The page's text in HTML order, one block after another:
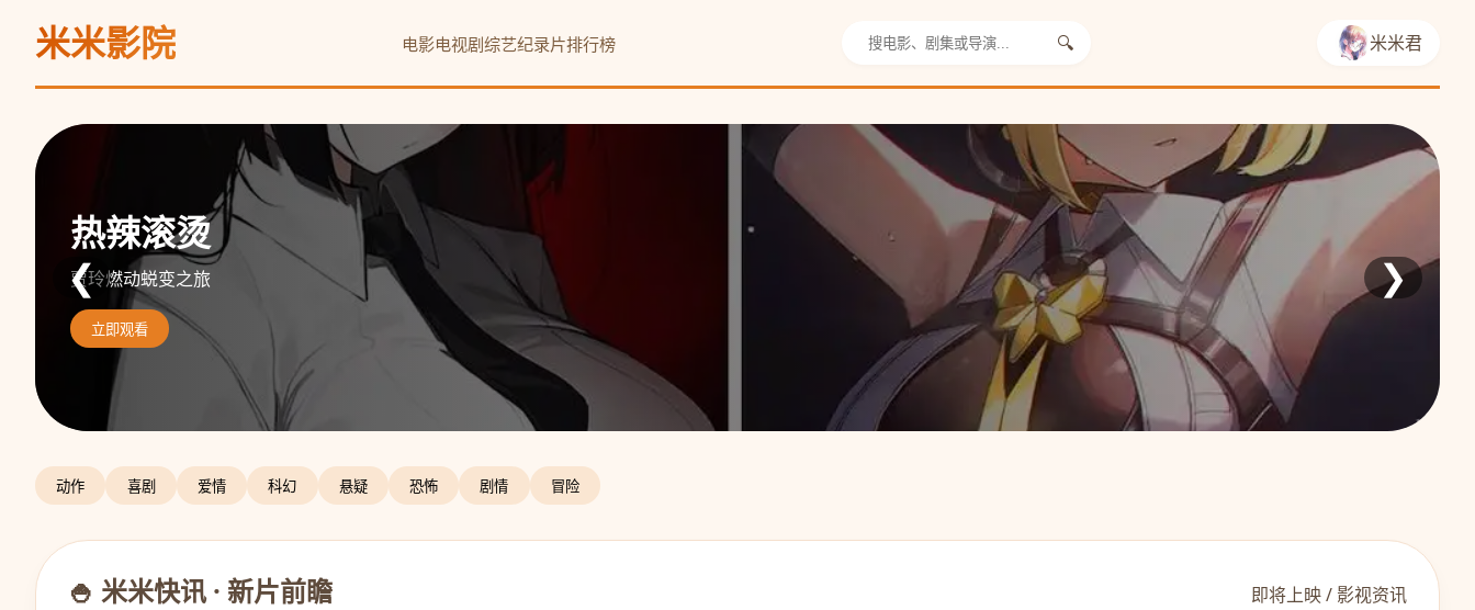
米米影院 电影电视剧综艺纪录片排行榜 🔍 米米君
阿凡达：水之道
重返潘多拉海洋史诗
立即观看
热辣滚烫
贾玲燃动蜕变之旅
立即观看
沙丘2
天选之子复仇史诗
立即观看
❮ ❯
动作 喜剧 爱情 科幻 悬疑 恐怖 剧情 冒险
🍚 米米快讯 · 新片前瞻 即将上映 / 影视资讯